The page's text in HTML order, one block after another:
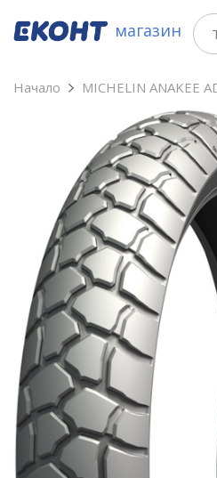
магазин
Начало MICHELIN ANAKEE